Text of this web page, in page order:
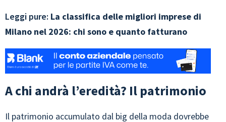
Leggi pure: La classifica delle migliori imprese di
Milano nel 2026: chi sono e quanto fatturano
A chi andrà l’eredità? Il patrimonio
Il patrimonio accumulato dal big della moda dovrebbe